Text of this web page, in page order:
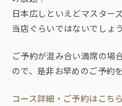
日本広しといえどマスター
当店ぐらいではないでしょ
ご予約が混み合い満席の場
ので、是非お早めのご予約
コース詳細・ご予約はこちら